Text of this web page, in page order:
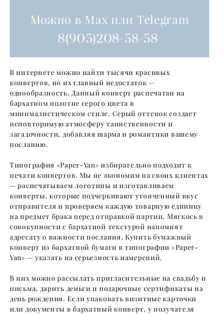
Можно в Max или Telegram
8(905)208-58-58
В интернете можно найти тысячи красивых
конвертов, но их главный недостаток —
однообразность. Данный конверт распечатан на
бархатном полотне серого цвета в
минималистическом стиле. Серый оттенок создает
неповторимую атмосферу таинственности и
загадочности, добавляя шарма и романтики вашему
посланию.
Типография «Paper-Yan» избирательно подходит к
печати конвертов. Мы не экономим на своих клиентах
— распечатываем логотипы и изготавливаем
конверты, которые подчеркивают утонченный вкус
отправителя и проверяем каждую товарную единицу
на предмет брака перед отправкой партии. Мягкось в
совокупности с бархатной текстурой напомнят
адресату о важности послания. Купить бумажный
конверт из бархатной бумаги в типографии «Paper-
Yan» — указать на серьезность намерений.
В них можно рассылать пригласительные на свадьбу и
письма, дарить деньги и подарочные сертификаты на
день рождения. Если упаковать визитные карточки
или документы в бархатный конверт, у получателя